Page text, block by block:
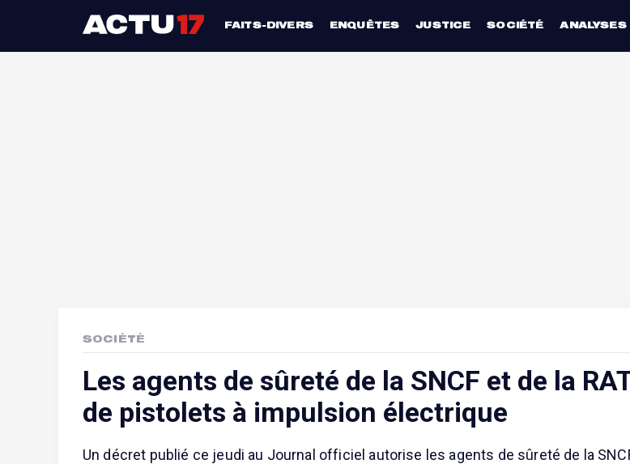
FAITS-DIVERS ENQUÊTES JUSTICE SOCIÉTÉ ANALYSES
SOCIÉTÉ
Les agents de sûreté de la SNCF et de la
de pistolets à impulsion électrique
Un décret publié ce jeudi au Journal officiel autorise les agents de sûreté de la